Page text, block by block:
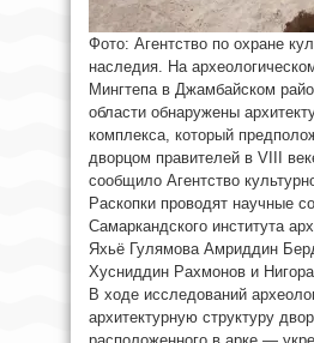
Фото: Агентство по охране
наследия. На
Мингтепа в Джамбайском
области обнаружены
комплекса, который
дворцом правителей в VIII
сообщило Агентство
Раскопки проводят научные
Самаркандского института
Яхьё Гулямова Амриддин
Хусниддин Рахмонов и
В ходе исследований
архитектурную структуру